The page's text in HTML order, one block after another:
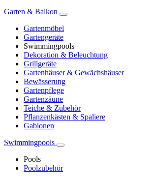
Garten & Balkon
Gartenmöbel
Gartengeräte
Swimmingpools
Dekoration & Beleuchtung
Grillgeräte
Gartenhäuser & Gewächshäuser
Bewässerung
Gartenpflege
Gartenzäune
Teiche & Zubehör
Pflanzenkästen & Spaliere
Gabionen
Swimmingpools
Pools
Poolzubehör